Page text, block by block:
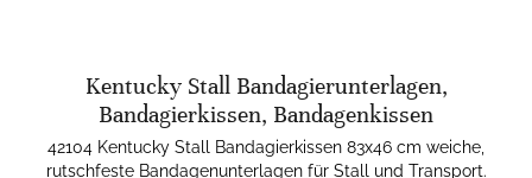
Kentucky Stall Bandagierunterlagen,
Bandagierkissen, Bandagenkissen
42104 Kentucky Stall Bandagierkissen 83x46 cm weiche,
rutschfeste Bandagenunterlagen für Stall und Transport.